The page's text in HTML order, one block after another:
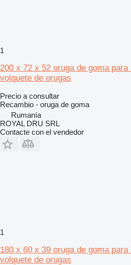
1
200 x 72 x 52 oruga de goma
volquete de orugas
Precio a consultar
Recambio - oruga de goma
Rumanía
ROYAL DRU SRL
Contacte con el vendedor
1
180 x 60 x 39 oruga de goma
volquete de orugas